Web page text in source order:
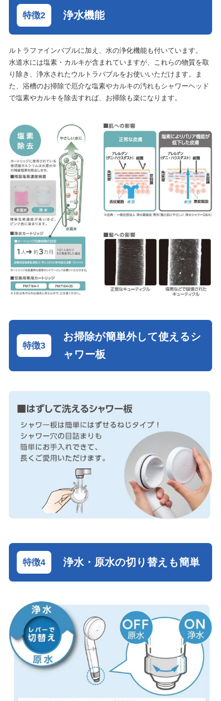
浄水機能
ルトラファインバブルに加え、水の浄化機能も付いています。
水道水には塩素・カルキが含まれていますが、これらの物質を取
り除き、浄水されたウルトラバブルをお使いいただけます。ま
た、浴槽のお掃除で厄介な塩素やカルキの汚れもシャワーヘッド
で塩素やカルキを除去すれば、お掃除も楽になります。
お掃除が簡単外して使えるシ
ャワー板
浄水・原水の切り替えも簡単